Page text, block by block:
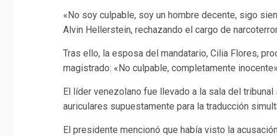
«No soy culpable, soy un hombre decente, sigo
Alvin Hellerstein, rechazando el cargo de
Tras ello, la esposa del mandatario, Cilia Flores,
magistrado: «No culpable, completamente
El líder venezolano fue llevado a la sala del
auriculares supuestamente para la traducción
El presidente mencionó que había visto la